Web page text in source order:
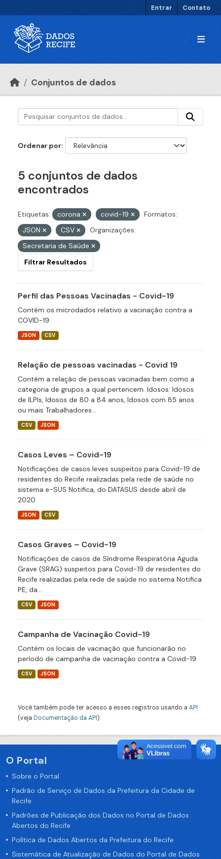
Entrar Contato
Conjuntos de dados
Ordenar por
5 conjuntos de dados
encontrados
Etiquetas: corona covid-19
Formatos:
JSON
CSV
Organizações:
Secretaria de Saúde
Filtrar Resultados
Perfil das Pessoas Vacinadas - Covid-19
Contém os microdados relativo a vacinação contra a
COVID-19
JSON CSV
Relação de pessoas vacinadas - Covid 19
Contém a relação de pessoas vacinadas bem como a
categoria de grupos a qual pertencem. Idosos: Idosos
de ILPIs, Idosos de 80 a 84 anos, Idosos com 85 anos
ou mais Trabalhadores...
CSV JSON
Casos Leves – Covid-19
Notificações de casos leves suspeitos para Covid-19 de
residentes do Recife realizadas pela rede de saúde no
sistema e-SUS Notifica, do DATASUS desde abril de
2020
JSON CSV
Casos Graves – Covid-19
Notificações de casos de Síndrome Respiratória Aguda
Grave (SRAG) suspeitos para Covid-19 de residentes do
Recife realizadas pela rede de saúde no sistema Notifica
PE, da...
CSV JSON
Campanha de Vacinação Covid-19
Contém os locais de vacinação que funcionarão no
período de campanha de vacinação contra a Covid-19
CSV JSON
Você também pode ter acesso a esses registros usando a API
(veja Documentação da API).
O Portal
Sobre o Portal
Padrão de Serviço de Dados da Prefeitura da Cidade de
Recife
Padrões de Publicação dos Dados no Portal de Dados
Abertos do Recife
Política de Dados Abertos da Prefeitura do Recife
Sistemática de Atualização de Dados do Portal de Dados